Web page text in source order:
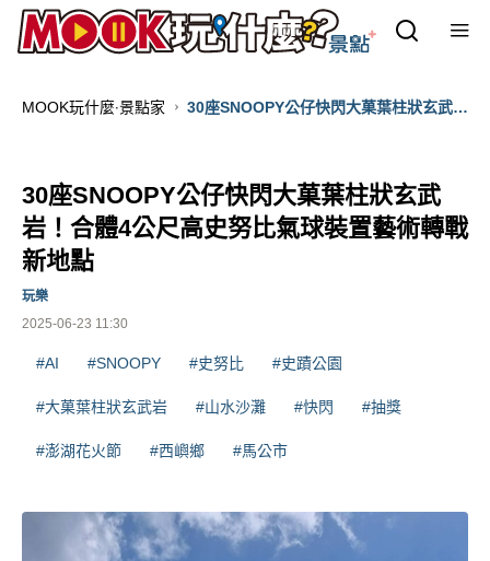
MOOK玩什麼‧景點家
30座SNOOPY公仔快閃大菓葉柱狀玄武
30座SNOOPY公仔快閃大菓葉柱狀玄武
岩！合體4公尺高史努比氣球裝置藝術轉戰
新地點
2025-06-23 11:30
玩樂
#AI #SNOOPY #史努比 #史蹟公園
#大菓葉柱狀玄武岩 #山水沙灘 #快閃 #抽獎
#澎湖花火節 #西嶼鄉 #馬公市